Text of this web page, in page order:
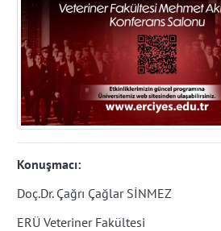
Konuşmacı:
Doç.Dr. Çağrı Çağlar SİNMEZ
ERÜ Veteriner Fakültesi